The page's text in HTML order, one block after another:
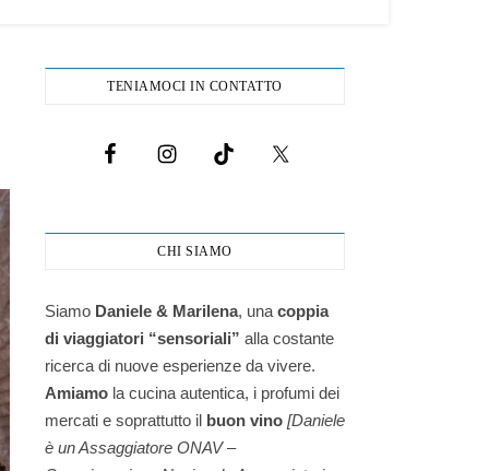
TENIAMOCI IN CONTATTO
CHI SIAMO
Siamo Daniele & Marilena, una coppia
di viaggiatori “sensoriali” alla costante
ricerca di nuove esperienze da vivere.
Amiamo la cucina autentica, i profumi dei
mercati e soprattutto il buon vino [Daniele
è un Assaggiatore ONAV –